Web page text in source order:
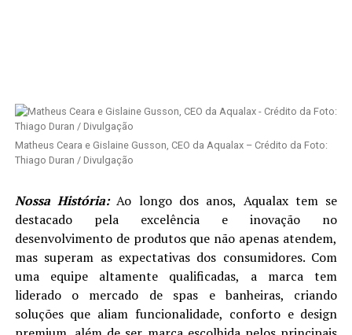
Matheus Ceara e Gislaine Gusson, CEO da Aqualax – Crédito da Foto:
Thiago Duran / Divulgação
Nossa História: Ao longo dos anos, Aqualax tem se
destacado pela excelência e inovação no
desenvolvimento de produtos que não apenas atendem,
mas superam as expectativas dos consumidores. Com
uma equipe altamente qualificadas, a marca tem
liderado o mercado de spas e banheiras, criando
soluções que aliam funcionalidade, conforto e design